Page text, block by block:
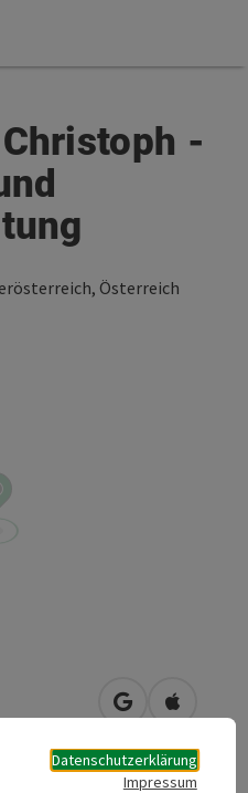
-
Österreich
in Googlein Apple
Datenschutzerklärung
Impressum